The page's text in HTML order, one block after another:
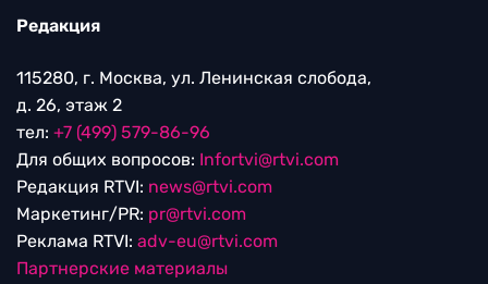
Редакция
115280, г. Москва, ул. Ленинская слобода,
д. 26, этаж 2
тел: +7 (499) 579-86-96
Для общих вопросов: Infortvi@rtvi.com
Редакция RTVI: news@rtvi.com
Маркетинг/PR: pr@rtvi.com
Реклама RTVI: adv-eu@rtvi.com
Партнерские материалы